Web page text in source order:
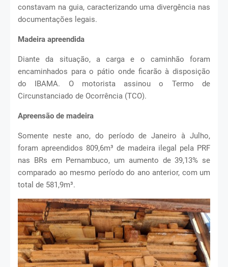
constavam na guia, caracterizando uma divergência nas
documentações legais.
Madeira apreendida
Diante da situação, a carga e o caminhão foram
encaminhados para o pátio onde ficarão à disposição
do IBAMA. O motorista assinou o Termo de
Circunstanciado de Ocorrência (TCO).
Apreensão de madeira
Somente neste ano, do período de Janeiro à Julho,
foram apreendidos 809,6m³ de madeira ilegal pela PRF
nas BRs em Pernambuco, um aumento de 39,13% se
comparado ao mesmo período do ano anterior, com um
total de 581,9m³.